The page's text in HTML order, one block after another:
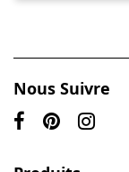
Nous Suivre